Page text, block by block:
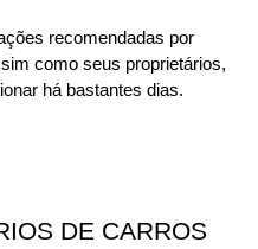
recomendadas por
como seus proprietários,
há bastantes dias.
DE CARROS